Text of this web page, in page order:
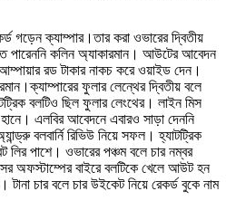
গড়েন ক্যাম্পার।তার করা ওভারের দ্বিতীয়
পারেননি কলিন অ্যাকারমান। আউটের আবেদন
রড টাকার নাকচ করে ওয়াইড দেন।
ফুলার লেন্থের দ্বিতীয় বলে
বলটিও ছিল ফুলার লেংথের। লাইন মিস
এলবির আবেদনে এবারও সাড়া দেননি
বলবার্নি রিভিউ নিয়ে সফল। হ্যাটট্রিক
লির পাশে। ওভারের পঞ্চম বলে চার নম্বর
অফস্টাম্পের বাইরে বলটিকে খেলে আউট হন
চার বলে চার উইকেট নিয়ে রেকর্ড বুকে নাম